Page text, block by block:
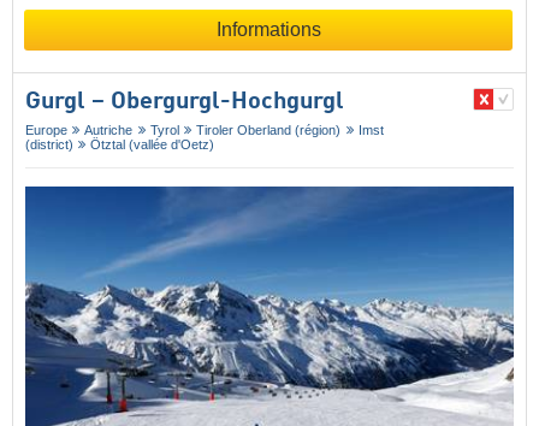
Informations
Gurgl – Obergurgl-Hochgurgl
Europe Autriche Tyrol Tiroler Oberland (région)
Imst
(district)
Ötztal (vallée d'Oetz)